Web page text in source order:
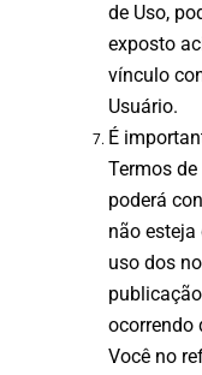
de Uso,
exposto
vínculo
Usuário.
É
Termos
poderá
não
uso dos
ocorrendo
Você no